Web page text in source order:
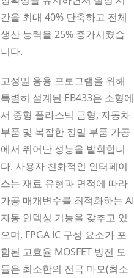
간을 최대 40% 단축하고 전체
생산 능력을 25% 증가시켰습
니다.
고정밀 응용 프로그램을 위해
특별히 설계된 EB433은 소형에
서 중형 플라스틱 금형, 자동차
부품 및 복잡한 정밀 부품 가공
에서 뛰어난 성능을 발휘합니
다. 사용자 친화적인 인터페이
스는 재료 유형과 면적에 따라
가공 매개변수를 최적화하는 AI
자동 인덱싱 기능을 갖추고 있
으며, FPGA IC 구성 요소가 포
함된 고효율 MOSFET 방전 모
듈은 최소한의 전극 마모(최소